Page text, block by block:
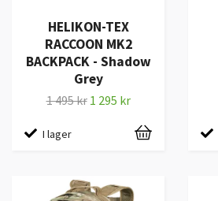
HELIKON-TEX
RACCOON MK2
BACKPACK - Shadow
Grey
1 495 kr 1 295 kr
I lager